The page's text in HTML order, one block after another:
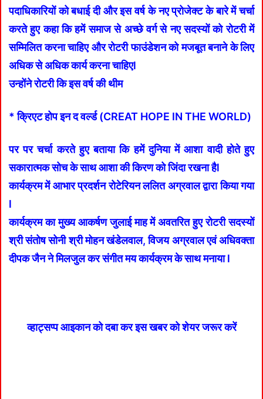
पदाधिकारियों को बधाई दी और इस वर्ष के नए प्रोजेक्ट के बारे में चर्चा
करते हुए कहा कि हमें समाज से अच्छे वर्ग से नए सदस्यों को रोटरी में
सम्मिलित करना चाहिए और रोटरी फाउंडेशन को मजबूत बनाने के लिए
अधिक से अधिक कार्य करना चाहिएl
उन्होंने रोटरी कि इस वर्ष की थीम
* क्रिएट होप इन द वर्ल्ड (CREAT HOPE IN THE WORLD)
पर पर चर्चा करते हुए बताया कि हमें दुनिया में आशा वादी होते हुए
सकारात्मक सोच के साथ आशा की किरण को जिंदा रखना हैl
कार्यक्रम में आभार प्रदर्शन रोटेरियन ललित अग्रवाल द्वारा किया गया
l
कार्यक्रम का मुख्य आकर्षण जुलाई माह में अवतरित हुए रोटरी सदस्यों
श्री संतोष सोनी श्री मोहन खंडेलवाल, विजय अग्रवाल एवं अधिवक्ता
दीपक जैन ने मिलजुल कर संगीत मय कार्यक्रम के साथ मनाया l
व्हाट्सप्प आइकान को दबा कर इस खबर को शेयर जरूर करें